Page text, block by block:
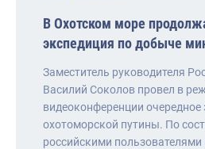
В Охотском море
экспедиция по добыче
Заместитель руководителя
Василий Соколов провел в
видеоконференции очередное
охотоморской путины. По
российскими